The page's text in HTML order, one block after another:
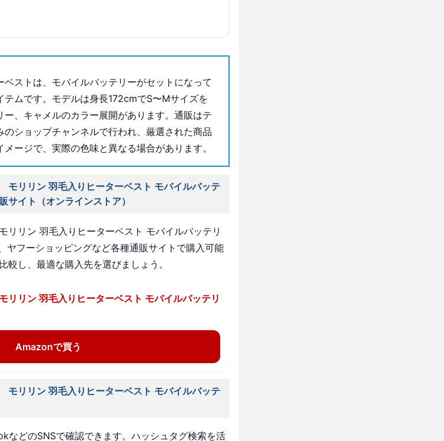
ストは、モバイルバッテリーがセットになって
テムです。モデルは身長172cmでS〜Mサイズを
、キャメルのカラー展開があります。通販はテ
のショップチャンネルで行われ、厳選された商品
ージで、実際の色味と異なる場合があります。
モリリン 羽毛入りヒーターベスト モバイルバッテ
サイト（オンラインストア）
リリン 羽毛入りヒーターベスト モバイルバッテリ
ヤフーショッピングなど各種通販サイトで購入可能
較し、最適な購入先を選びましょう。
リン 羽毛入りヒーターベスト モバイルバッテリ
Amazonで買う
モリリン 羽毛入りヒーターベスト モバイルバッテ
などのSNSで確認できます。ハッシュタグ検索を活